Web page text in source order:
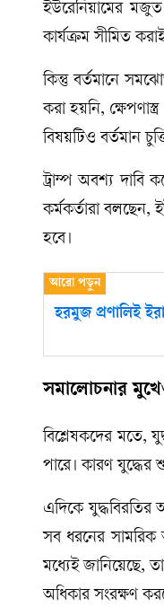
ইউরেনিয়ামের মজুত
কার্যক্রম সীমিত
কিন্তু বর্তমানে
করা হয়নি,
বিষয়টিও বর্তমান
ট্রাম্প অবশ্য দাবি
কর্মকর্তারা
হবে।
হরমুজ প্রণালিই
সমালোচনার
বিশ্লেষকদের মতে,
পারে। কারণ
এদিকে যুদ্ধবিরতির
সব ধরনের সামরিক
মধ্যেই জানিয়েছে,
অধিকার সংরক্ষণ